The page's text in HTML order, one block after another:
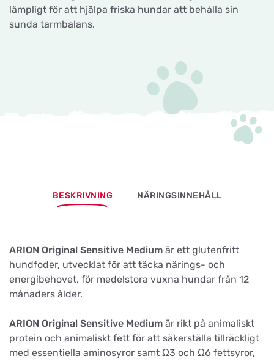
lämpligt för att hjälpa friska hundar att behålla sin
sunda tarmbalans.
BESKRIVNING NÄRINGSINNEHÅLL
ARION Original Sensitive Medium är ett glutenfritt
hundfoder, utvecklat för att täcka närings- och
energibehovet, för medelstora vuxna hundar från 12
månaders ålder.
ARION Original Sensitive Medium är rikt på animaliskt
protein och animaliskt fett för att säkerställa tillräckligt
med essentiella aminosyror samt Ω3 och Ω6 fettsyror,